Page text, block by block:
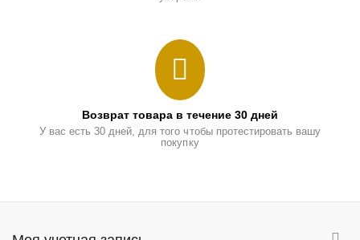
Возврат товара в течение 30 дней
У вас есть 30 дней, для того чтобы протестировать вашу
покупку